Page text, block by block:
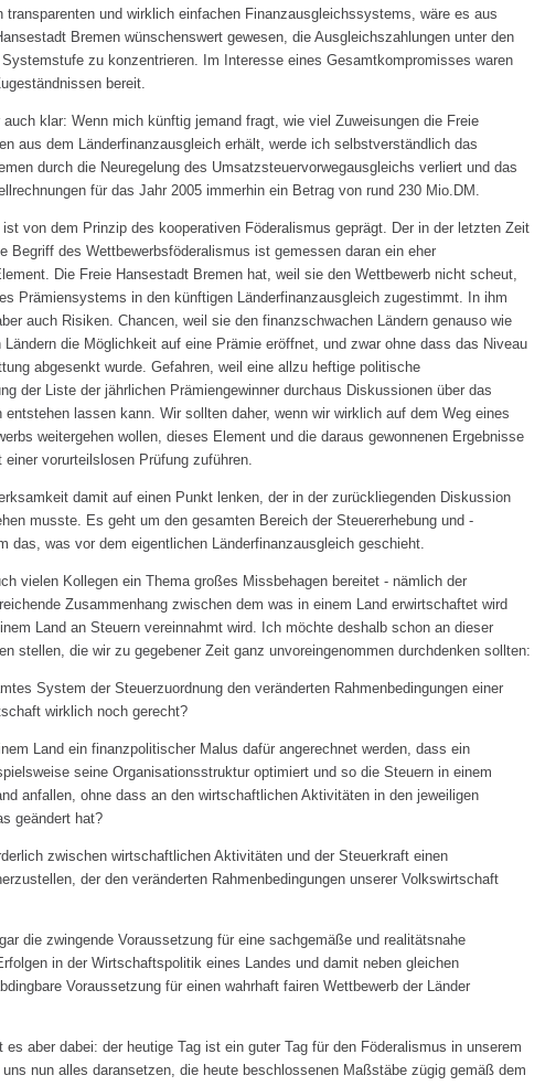
transparenten und wirklich einfachen Finanzausgleichssystems, wäre es aus
Bremen wünschenswert gewesen, die Ausgleichszahlungen unter den
Systemstufe zu konzentrieren. Im Interesse eines Gesamtkompromisses waren
bereit.
auch klar: Wenn mich künftig jemand fragt, wie viel Zuweisungen die Freie
aus dem Länderfinanzausgleich erhält, werde ich selbstverständlich das
durch die Neuregelung des Umsatzsteuervorwegausgleichs verliert und das
für das Jahr 2005 immerhin ein Betrag von rund 230 Mio.DM.
ist von dem Prinzip des kooperativen Föderalismus geprägt. Der in der letzten Zeit
Begriff des Wettbewerbsföderalismus ist gemessen daran ein eher
Die Freie Hansestadt Bremen hat, weil sie den Wettbewerb nicht scheut,
Prämiensystems in den künftigen Länderfinanzausgleich zugestimmt. In ihm
auch Risiken. Chancen, weil sie den finanzschwachen Ländern genauso wie
die Möglichkeit auf eine Prämie eröffnet, und zwar ohne dass das Niveau
abgesenkt wurde. Gefahren, weil eine allzu heftige politische
der Liste der jährlichen Prämiengewinner durchaus Diskussionen über das
entstehen lassen kann. Wir sollten daher, wenn wir wirklich auf dem Weg eines
weitergehen wollen, dieses Element und die daraus gewonnenen Ergebnisse
einer vorurteilslosen Prüfung zuführen.
damit auf einen Punkt lenken, der in der zurückliegenden Diskussion
musste. Es geht um den gesamten Bereich der Steuererhebung und -
das, was vor dem eigentlichen Länderfinanzausgleich geschieht.
vielen Kollegen ein Thema großes Missbehagen bereitet - nämlich der
Zusammenhang zwischen dem was in einem Land erwirtschaftet wird
Land an Steuern vereinnahmt wird. Ich möchte deshalb schon an dieser
stellen, die wir zu gegebener Zeit ganz unvoreingenommen durchdenken sollten:
System der Steuerzuordnung den veränderten Rahmenbedingungen einer
wirklich noch gerecht?
Land ein finanzpolitischer Malus dafür angerechnet werden, dass ein
seine Organisationsstruktur optimiert und so die Steuern in einem
anfallen, ohne dass an den wirtschaftlichen Aktivitäten in den jeweiligen
geändert hat?
zwischen wirtschaftlichen Aktivitäten und der Steuerkraft einen
der den veränderten Rahmenbedingungen unserer Volkswirtschaft
die zwingende Voraussetzung für eine sachgemäße und realitätsnahe
in der Wirtschaftspolitik eines Landes und damit neben gleichen
Voraussetzung für einen wahrhaft fairen Wettbewerb der Länder
es aber dabei: der heutige Tag ist ein guter Tag für den Föderalismus in unserem
nun alles daransetzen, die heute beschlossenen Maßstäbe zügig gemäß dem